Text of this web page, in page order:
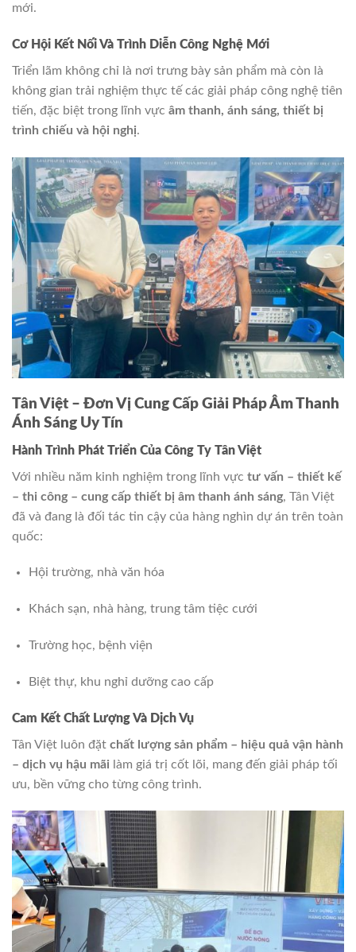
mới.
Cơ Hội Kết Nối Và Trình Diễn Công Nghệ Mới
Triển lãm không chỉ là nơi trưng bày sản phẩm mà còn là
không gian trải nghiệm thực tế các giải pháp công nghệ tiên
tiến, đặc biệt trong lĩnh vực âm thanh, ánh sáng, thiết bị
trình chiếu và hội nghị.
Tân Việt – Đơn Vị Cung Cấp Giải Pháp Âm Thanh
Ánh Sáng Uy Tín
Hành Trình Phát Triển Của Công Ty Tân Việt
Với nhiều năm kinh nghiệm trong lĩnh vực tư vấn – thiết kế
– thi công – cung cấp thiết bị âm thanh ánh sáng, Tân Việt
đã và đang là đối tác tin cậy của hàng nghìn dự án trên toàn
quốc:
Hội trường, nhà văn hóa
Khách sạn, nhà hàng, trung tâm tiệc cưới
Trường học, bệnh viện
Biệt thự, khu nghỉ dưỡng cao cấp
Cam Kết Chất Lượng Và Dịch Vụ
Tân Việt luôn đặt chất lượng sản phẩm – hiệu quả vận hành
– dịch vụ hậu mãi làm giá trị cốt lõi, mang đến giải pháp tối
ưu, bền vững cho từng công trình.